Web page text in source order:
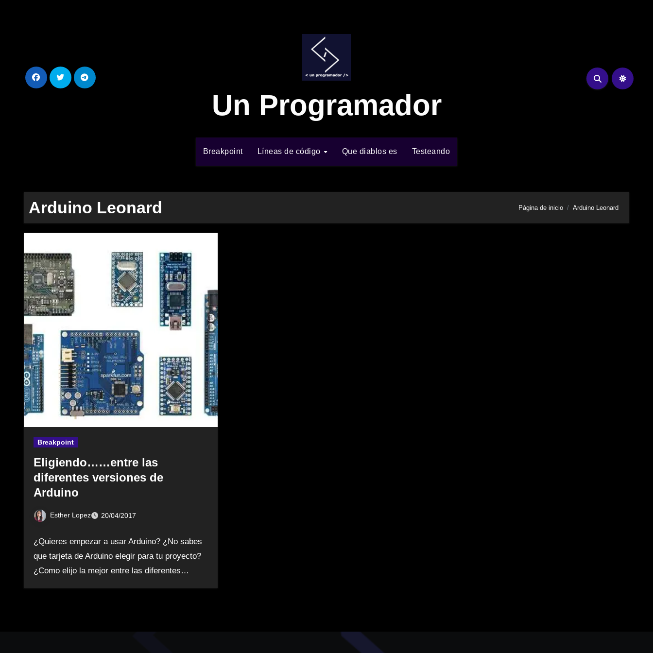
Un Programador
Breakpoint Líneas de código Que diablos es Testeando
Arduino Leonard Página de inicio Arduino Leonard
Breakpoint
Eligiendo……entre las
diferentes versiones de
Arduino
Esther Lopez 20/04/2017
¿Quieres empezar a usar Arduino? ¿No sabes
que tarjeta de Arduino elegir para tu proyecto?
¿Como elijo la mejor entre las diferentes…